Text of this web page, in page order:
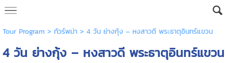
Tour Program> ทัวร์พม่า> 4 วัน ย่างกุ้ง – หงสาวดี พระธาตุอินทร์แขวน
4 วัน ย่างกุ้ง – หงสาวดี พระธาตุอินทร์แขวน